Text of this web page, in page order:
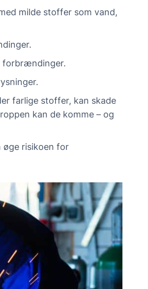
milde stoffer som vand,
forbrændinger.
farlige stoffer, kan skade
kan de komme – og
øge risikoen for